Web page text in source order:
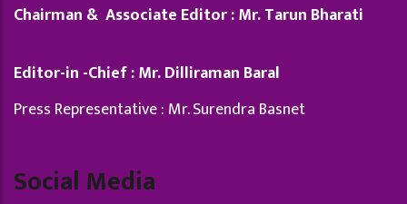
Chairman & Associate Editor : Mr. Tarun Bharati
Editor-in -Chief : Mr. Dilliraman Baral
Press Representative : Mr. Surendra Basnet
Social Media